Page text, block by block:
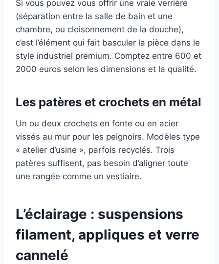
Si vous pouvez vous offrir une vraie verrière
(séparation entre la salle de bain et une
chambre, ou cloisonnement de la douche),
c’est l’élément qui fait basculer la pièce dans le
style industriel premium. Comptez entre 600 et
2000 euros selon les dimensions et la qualité.
Les patères et crochets en métal
Un ou deux crochets en fonte ou en acier
vissés au mur pour les peignoirs. Modèles type
« atelier d’usine », parfois recyclés. Trois
patères suffisent, pas besoin d’aligner toute
une rangée comme un vestiaire.
L’éclairage : suspensions
filament, appliques et verre
cannelé